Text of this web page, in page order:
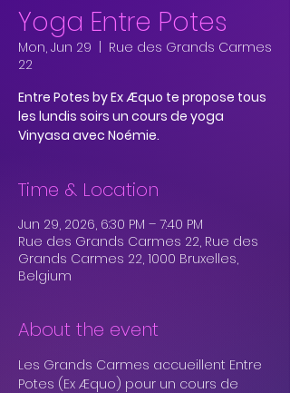
Yoga Entre Potes
Mon, Jun 29
Rue des Grands Carmes
22
Entre Potes by Ex Æquo te propose tous
les lundis soirs un cours de yoga
Vinyasa avec Noémie.
Time & Location
Jun 29, 2026, 6:30 PM – 7:40 PM
Rue des Grands Carmes 22, Rue des
Grands Carmes 22, 1000 Bruxelles,
Belgium
About the event
Les Grands Carmes accueillent Entre
Potes (Ex Æquo) pour un cours de